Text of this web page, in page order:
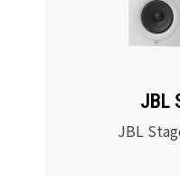
JBL
JBL